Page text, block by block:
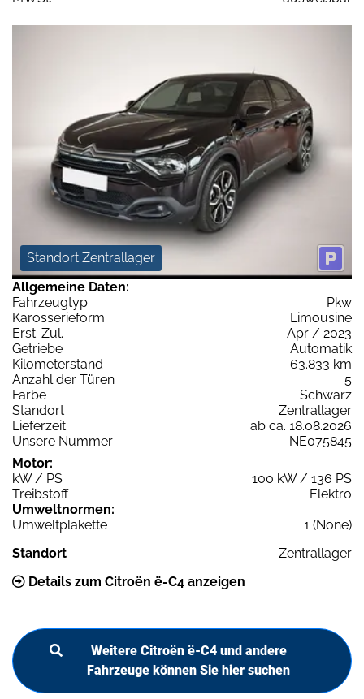
Standort Zentrallager
Allgemeine Daten:
Fahrzeugtyp
Pkw
Karosserieform
Limousine
Erst-Zul.
Apr / 2023
Getriebe
Automatik
Kilometerstand
63.833 km
Anzahl der Türen
5
Farbe
Schwarz
Standort
Zentrallager
Lieferzeit
ab ca. 18.08.2026
Unsere Nummer
NE075845
Motor:
kW / PS
100 kW / 136 PS
Treibstoff
Elektro
Umweltnormen:
Umweltplakette
1 (None)
Standort
Zentrallager
Details zum Citroën ë-C4 anzeigen
Weitere Citroën ë-C4 und andere
Fahrzeuge können Sie hier suchen